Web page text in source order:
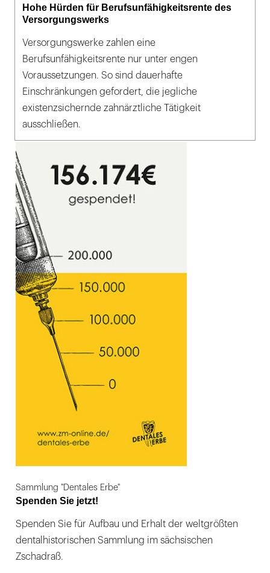
Hohe Hürden für Berufsunfähigkeitsrente des
Versorgungswerks
Versorgungswerke zahlen eine
Berufsunfähigkeitsrente nur unter engen
Voraussetzungen. So sind dauerhafte
Einschränkungen gefordert, die jegliche
existenzsichernde zahnärztliche Tätigkeit
ausschließen.
Sammlung "Dentales Erbe"
Spenden Sie jetzt!
Spenden Sie für Aufbau und Erhalt der weltgrößten
dentalhistorischen Sammlung im sächsischen
Zschadraß.